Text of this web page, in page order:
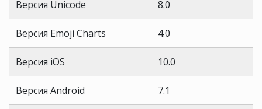
Версия Unicode 8.0
Версия Emoji Charts 4.0
Версия iOS 10.0
Версия Android 7.1